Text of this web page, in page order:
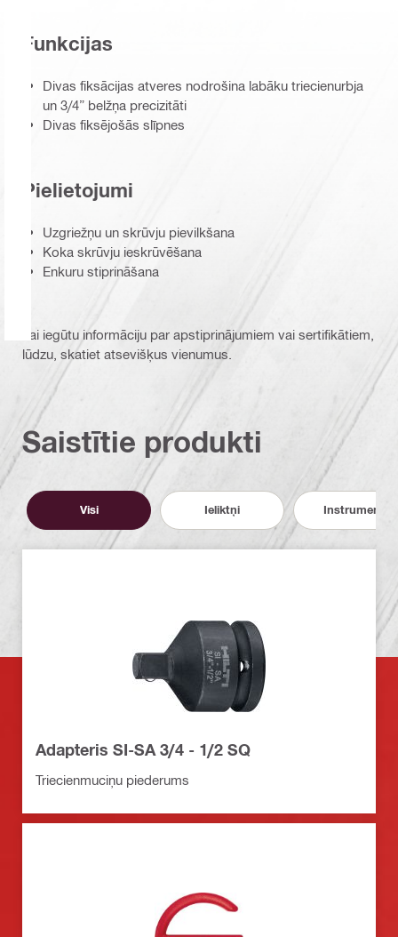
Funkcijas
Divas fiksācijas atveres nodrošina labāku triecienurbja
un 3/4” belžņa precizitāti
Divas fiksējošās slīpnes
Pielietojumi
Uzgriežņu un skrūvju pievilkšana
Koka skrūvju ieskrūvēšana
Enkuru stiprināšana
Lai iegūtu informāciju par apstiprinājumiem vai sertifikātiem,
lūdzu, skatiet atsevišķus vienumus.
Saistītie produkti
Visi Ieliktņi Instrumenti
Adapteris SI-SA 3/4 - 1/2 SQ
Triecienmuciņu piederums